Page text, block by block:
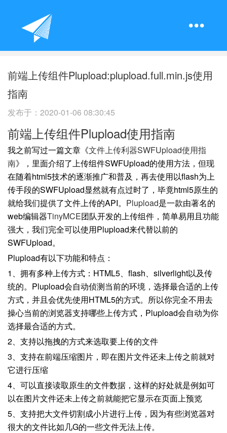
前端上传组件Plupload:plupload.full.min.js使用
指南
发布于： 2020-01-06 08:30:45
前端上传组件Plupload使用指南
我之前写过一篇文章《文件上传利器SWFUpload使用指
南》，里面介绍了上传组件SWFUpload的使用方法，但现
在随着html5技术的逐渐推广和普及，再去使用以flash为上
传手段的SWFUpload显然就有点过时了，毕竟html5原生的
就给我们提供了文件上传的API。 Plupload是一款由著名的
web编辑器TinyMCE团队开发的上传组件，简单易用且功能
强大，我们完全可以使用Plupload来代替以前的
SWFUpload。
Plupload有以下功能和特点：
1、拥有多种上传方式：HTML5、flash、silverlight以及传
统的。Plupload会自动侦测当前的环境，选择最合适的上传
方式，并且会优先使用HTML5的方式。所以你完全不用去
操心当前的浏览器支持哪些上传方式，Plupload会自动为你
选择最合适的方式。
2、支持以拖拽的方式来选取要上传的文件
3、支持在前端压缩图片，即在图片文件还未上传之前就对
它进行压缩
4、可以直接读取原生的文件数据，这样的好处就是例如可
以在图片文件还未上传之前就能把它显示在页面上预览
5、支持把大文件切割成小片进行上传，因为有些浏览器对
很大的文件比如几G的一些文件无法上传。